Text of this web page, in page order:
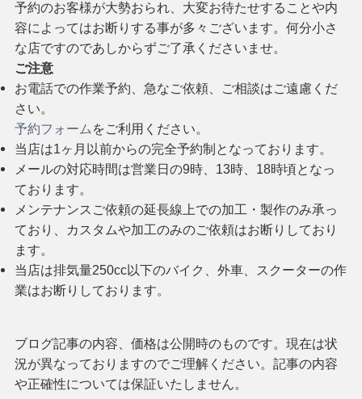
予約のお客様が大勢おられ、大変お待たせすることや内
容によってはお断りする事が多々ございます。何分小さ
な店ですのであしからずご了承くださいませ。
ご注意
お電話での作業予約、急なご依頼、ご相談はご遠慮くだ
さい。
予約フォーム をご利用ください。
当店は1ヶ月以前からの完全予約制となっております。
メールの対応時間は営業日の9時、13時、18時頃となっ
ております。
メンテナンスご依頼の延長線上での加工・製作のみ承っ
ており、カスタムや加工のみのご依頼はお断りしており
ます。
当店は排気量250cc以下のバイク、外車、スクーターの作
業はお断りしております。
ブログ記事の内容、価格は公開時のものです。現在は状
況が異なっておりますのでご理解ください。記事の内容
や正確性については保証いたしません。